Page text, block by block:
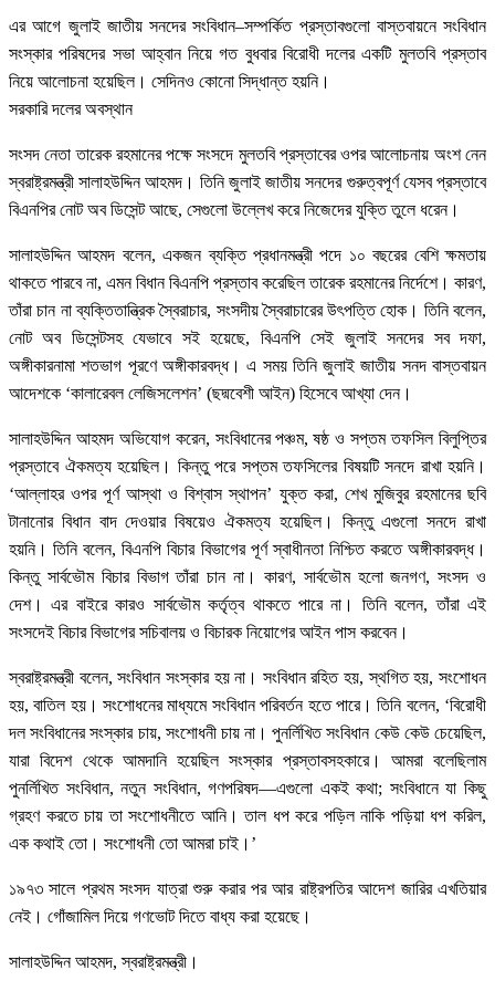
এর আগে জুলাই জাতীয় সনদের সংবিধান–সম্পর্কিত প্রস্তাবগুলো বাস্তবায়নে সংবিধান
সংস্কার পরিষদের সভা আহ্বান নিয়ে গত বুধবার বিরোধী দলের একটি মুলতবি প্রস্তাব
নিয়ে আলোচনা হয়েছিল। সেদিনও কোনো সিদ্ধান্ত হয়নি।
সরকারি দলের অবস্থান
সংসদ নেতা তারেক রহমানের পক্ষে সংসদে মুলতবি প্রস্তাবের ওপর আলোচনায় অংশ নেন
স্বরাষ্ট্রমন্ত্রী সালাহউদ্দিন আহমদ। তিনি জুলাই জাতীয় সনদের গুরুত্বপূর্ণ যেসব প্রস্তাবে
বিএনপির নোট অব ডিসেন্ট আছে, সেগুলো উল্লেখ করে নিজেদের যুক্তি তুলে ধরেন।
সালাহউদ্দিন আহমদ বলেন, একজন ব্যক্তি প্রধানমন্ত্রী পদে ১০ বছরের বেশি ক্ষমতায়
থাকতে পারবে না, এমন বিধান বিএনপি প্রস্তাব করেছিল তারেক রহমানের নির্দেশে। কারণ,
তাঁরা চান না ব্যক্তিতান্ত্রিক স্বৈরাচার, সংসদীয় স্বৈরাচারের উৎপত্তি হোক। তিনি বলেন,
নোট অব ডিসেন্টসহ যেভাবে সই হয়েছে, বিএনপি সেই জুলাই সনদের সব দফা,
অঙ্গীকারনামা শতভাগ পূরণে অঙ্গীকারবদ্ধ। এ সময় তিনি জুলাই জাতীয় সনদ বাস্তবায়ন
আদেশকে ‘কালারেবল লেজিসলেশন’ (ছদ্মবেশী আইন) হিসেবে আখ্যা দেন।
সালাহউদ্দিন আহমদ অভিযোগ করেন, সংবিধানের পঞ্চম, ষষ্ঠ ও সপ্তম তফসিল বিলুপ্তির
প্রস্তাবে ঐকমত্য হয়েছিল। কিন্তু পরে সপ্তম তফসিলের বিষয়টি সনদে রাখা হয়নি।
‘আল্লাহর ওপর পূর্ণ আস্থা ও বিশ্বাস স্থাপন’ যুক্ত করা, শেখ মুজিবুর রহমানের ছবি
টানানোর বিধান বাদ দেওয়ার বিষয়েও ঐকমত্য হয়েছিল। কিন্তু এগুলো সনদে রাখা
হয়নি। তিনি বলেন, বিএনপি বিচার বিভাগের পূর্ণ স্বাধীনতা নিশ্চিত করতে অঙ্গীকারবদ্ধ।
কিন্তু সার্বভৌম বিচার বিভাগ তাঁরা চান না। কারণ, সার্বভৌম হলো জনগণ, সংসদ ও
দেশ। এর বাইরে কারও সার্বভৌম কর্তৃত্ব থাকতে পারে না। তিনি বলেন, তাঁরা এই
সংসদেই বিচার বিভাগের সচিবালয় ও বিচারক নিয়োগের আইন পাস করবেন।
স্বরাষ্ট্রমন্ত্রী বলেন, সংবিধান সংস্কার হয় না। সংবিধান রহিত হয়, স্থগিত হয়, সংশোধন
হয়, বাতিল হয়। সংশোধনের মাধ্যমে সংবিধান পরিবর্তন হতে পারে। তিনি বলেন, ‘বিরোধী
দল সংবিধানের সংস্কার চায়, সংশোধনী চায় না। পুনর্লিখিত সংবিধান কেউ কেউ চেয়েছিল,
যারা বিদেশ থেকে আমদানি হয়েছিল সংস্কার প্রস্তাবসহকারে। আমরা বলেছিলাম
পুনর্লিখিত সংবিধান, নতুন সংবিধান, গণপরিষদ—এগুলো একই কথা; সংবিধানে যা কিছু
গ্রহণ করতে চায় তা সংশোধনীতে আনি। তাল ধপ করে পড়িল নাকি পড়িয়া ধপ করিল,
এক কথাই তো। সংশোধনী তো আমরা চাই।’
১৯৭৩ সালে প্রথম সংসদ যাত্রা শুরু করার পর আর রাষ্ট্রপতির আদেশ জারির এখতিয়ার
নেই। গোঁজামিল দিয়ে গণভোট দিতে বাধ্য করা হয়েছে।
সালাহউদ্দিন আহমদ, স্বরাষ্ট্রমন্ত্রী।